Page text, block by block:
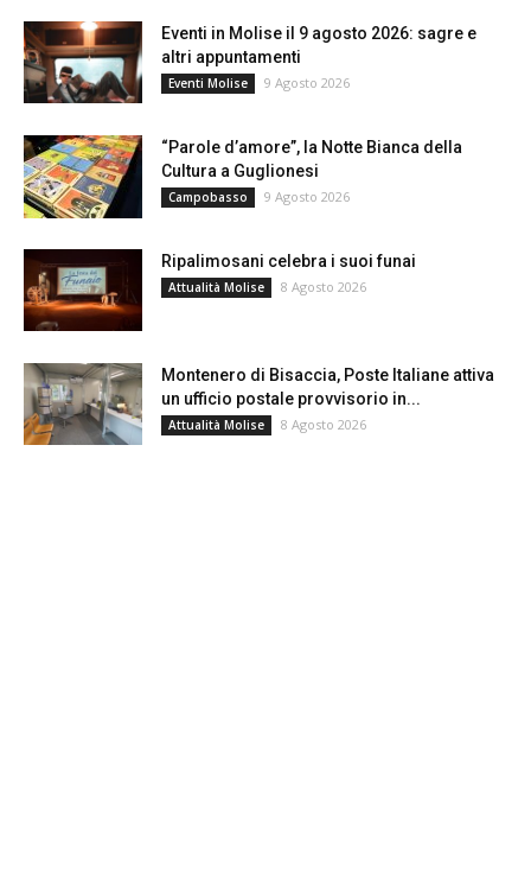
Eventi in Molise il 9 agosto 2026: sagre e
altri appuntamenti
Eventi Molise 9 Agosto 2026
“Parole d’amore”, la Notte Bianca della
Cultura a Guglionesi
Campobasso 9 Agosto 2026
Ripalimosani celebra i suoi funai
Attualità Molise 8 Agosto 2026
Montenero di Bisaccia, Poste Italiane attiva
un ufficio postale provvisorio in...
Attualità Molise 8 Agosto 2026